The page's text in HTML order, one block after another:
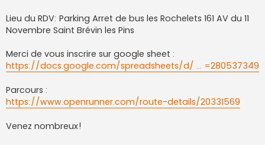
Lieu du RDV: Parking Arret de bus les Rochelets 161 AV du 11
Novembre Saint Brévin les Pins
Merci de vous inscrire sur google sheet :
https://docs.google.com/spreadsheets/d/ ... =280537349
Parcours :
https://www.openrunner.com/route-details/20331569
Venez nombreux!